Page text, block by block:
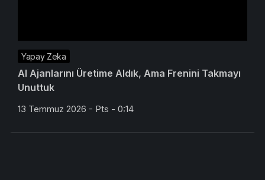
Yapay Zeka
AI Ajanlarını Üretime Aldık, Ama Frenini Takmayı
Unuttuk
13 Temmuz 2026 - Pts - 0:14